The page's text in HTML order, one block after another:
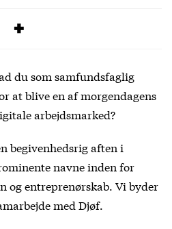
du som samfundsfaglig
at blive en af morgendagens
arbejdsmarked?
begivenhedsrig aften i
navne inden for
og entreprenørskab. Vi byder
med Djøf.